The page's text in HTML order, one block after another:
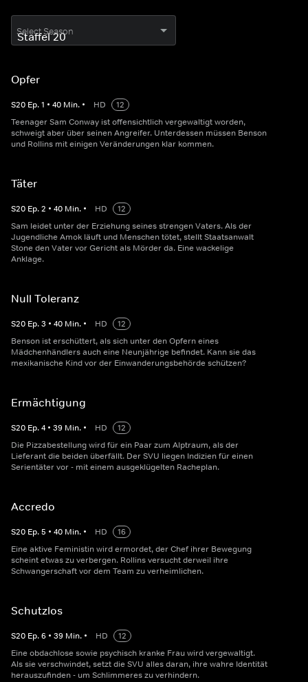
Select Season
Opfer
S20 Ep.1 • 40 Min. • HD
12
Teenager Sam Conway ist offensichtlich vergewaltigt worden,
schweigt aber über seinen Angreifer. Unterdessen müssen Benson
und Rollins mit einigen Veränderungen klar kommen.
Täter
S20 Ep.2 • 40 Min. • HD
12
Sam leidet unter der Erziehung seines strengen Vaters. Als der
Jugendliche Amok läuft und Menschen tötet, stellt Staatsanwalt
Stone den Vater vor Gericht als Mörder da. Eine wackelige
Anklage.
Null Toleranz
S20 Ep.3 • 40 Min. • HD
12
Benson ist erschüttert, als sich unter den Opfern eines
Mädchenhändlers auch eine Neunjährige befindet. Kann sie das
mexikanische Kind vor der Einwanderungsbehörde schützen?
Ermächtigung
S20 Ep.4 • 39 Min. • HD
12
Die Pizzabestellung wird für ein Paar zum Alptraum, als der
Lieferant die beiden überfällt. Der SVU liegen Indizien für einen
Serientäter vor - mit einem ausgeklügelten Racheplan.
Accredo
S20 Ep.5 • 40 Min. • HD
16
Eine aktive Feministin wird ermordet, der Chef ihrer Bewegung
scheint etwas zu verbergen. Rollins versucht derweil ihre
Schwangerschaft vor dem Team zu verheimlichen.
Schutzlos
S20 Ep.6 • 39 Min. • HD
12
Eine obdachlose sowie psychisch kranke Frau wird vergewaltigt.
Als sie verschwindet, setzt die SVU alles daran, ihre wahre Identität
herauszufinden - um Schlimmeres zu verhindern.